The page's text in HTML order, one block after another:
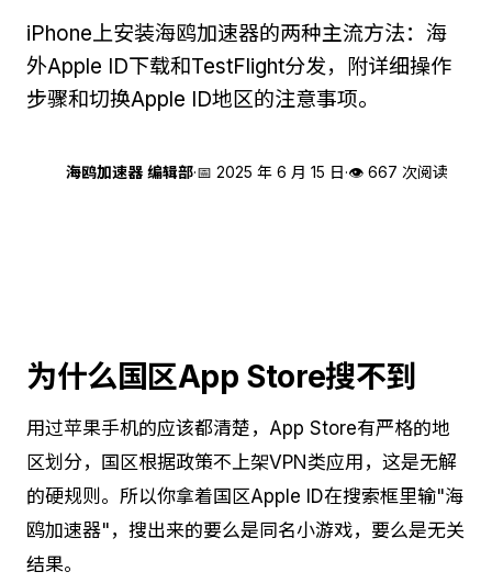
iPhone上安装海鸥加速器的两种主流方法：海
外Apple ID下载和TestFlight分发，附详细操作
步骤和切换Apple ID地区的注意事项。
海鸥加速器 编辑部·📅 2025 年 6 月 15 日·👁 667 次阅读
为什么国区App Store搜不到
用过苹果手机的应该都清楚，App Store有严格的地
区划分，国区根据政策不上架VPN类应用，这是无解
的硬规则。所以你拿着国区Apple ID在搜索框里输"海
鸥加速器"，搜出来的要么是同名小游戏，要么是无关
结果。